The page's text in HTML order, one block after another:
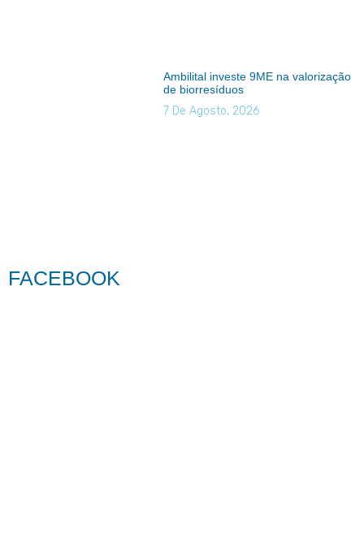
Ambilital investe 9ME na valorização
de biorresíduos
7 De Agosto, 2026
FACEBOOK